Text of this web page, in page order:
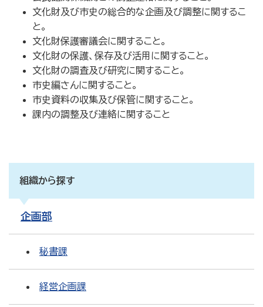
文化財及び市史の総合的な企画及び調整に関するこ
と。
文化財保護審議会に関すること。
文化財の保護、保存及び活用に関すること。
文化財の調査及び研究に関すること。
市史編さんに関すること。
市史資料の収集及び保管に関すること。
課内の調整及び連絡に関すること
組織から探す
企画部
秘書課
経営企画課